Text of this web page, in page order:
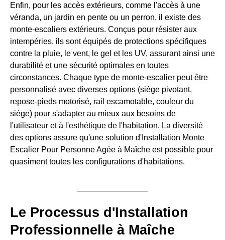
Enfin, pour les accès extérieurs, comme l'accès à une
véranda, un jardin en pente ou un perron, il existe des
monte-escaliers extérieurs. Conçus pour résister aux
intempéries, ils sont équipés de protections spécifiques
contre la pluie, le vent, le gel et les UV, assurant ainsi une
durabilité et une sécurité optimales en toutes
circonstances. Chaque type de monte-escalier peut être
personnalisé avec diverses options (siège pivotant,
repose-pieds motorisé, rail escamotable, couleur du
siège) pour s'adapter au mieux aux besoins de
l'utilisateur et à l'esthétique de l'habitation. La diversité
des options assure qu'une solution d'Installation Monte
Escalier Pour Personne Agée à Maîche est possible pour
quasiment toutes les configurations d'habitations.
Le Processus d'Installation
Professionnelle à Maîche